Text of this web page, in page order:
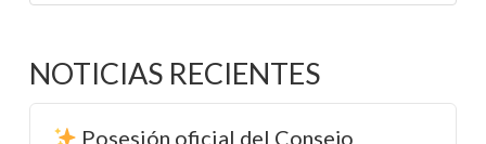
NOTICIAS RECIENTES
Posesión oficial del Consejo